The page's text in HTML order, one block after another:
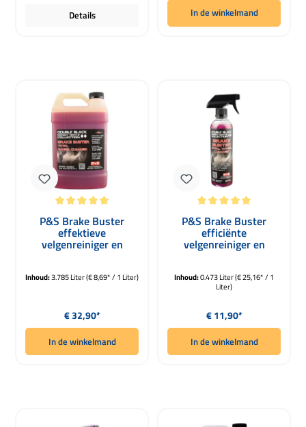
Details In de winkelmand
Gemiddelde waardering van 5 van 5 sterren
P&S Brake Buster
effektieve
velgenreiniger en
bandenreiniger 3780ml
Inhoud:3.785 Liter(€ 8,69* / 1 Liter)
Normale prijs:
€ 32,90*
In de winkelmand
Gemiddelde waardering van 5 van
P&S Brake Buster
efficiënte
velgenreiniger en
bandenreiniger 473ml
Inhoud:0.473 Liter(€ 25,16* / 1
Liter)
Normale prijs:
€ 11,90*
In de winkelmand